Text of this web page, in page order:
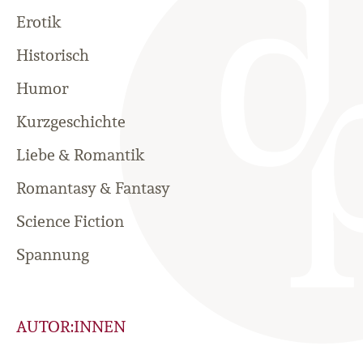
Erotik
Historisch
Humor
Kurzgeschichte
Liebe & Romantik
Romantasy & Fantasy
Science Fiction
Spannung
AUTOR:INNEN